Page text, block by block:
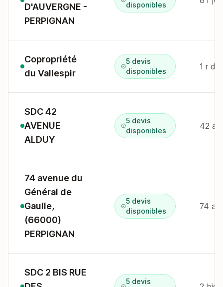
D'AUVERGNE -
PERPIGNAN
disponibles
Copropriété
du Vallespir
5 devis
disponibles
1 r du
SDC 42
AVENUE
ALDUY
5 devis
disponibles
42 av
74 avenue du
Général de
Gaulle,
(66000)
PERPIGNAN
5 devis
disponibles
SDC 2 BIS RUE
5 devis